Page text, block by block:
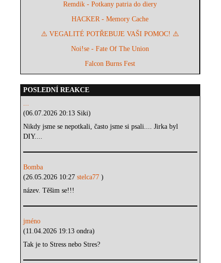
Remdik - Potkany patria do diery
HACKER - Memory Cache
⚠️ VEGALITÉ POTŘEBUJE VAŠI POMOC! ⚠️
Noi!se - Fate Of The Union
Falcon Burns Fest
POSLEDNÍ REAKCE
...
(06.07.2026 20:13 Siki)
Nikdy jsme se nepotkali, často jsme si psali.... Jirka byl
DIY....
Bomba
(26.05.2026 10:27stelca77)
název. Těšim se!!!
jméno
(11.04.2026 19:13 ondra)
Tak je to Stress nebo Stres?